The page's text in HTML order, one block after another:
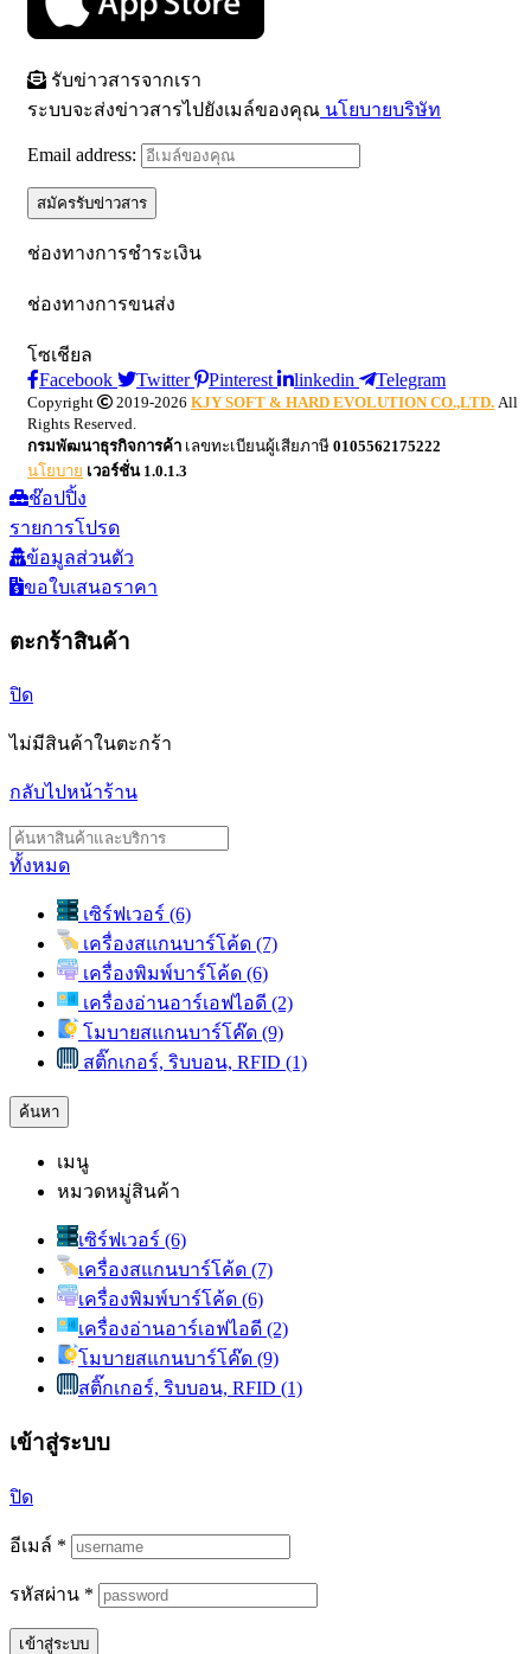
รับข่าวสารจากเรา
ระบบจะส่งข่าวสารไปยังเมล์ของคุณ นโยบายบริษัท
Email address:
ช่องทางการชำระเงิน
ช่องทางการขนส่ง
โซเชียล
Facebook
Twitter Pinterest linkedin Telegram
Copyright 2019-2026 KJY SOFT & HARD EVOLUTION CO.,LTD. All
Rights Reserved.
กรมพัฒนาธุรกิจการค้า เลขทะเบียนผู้เสียภาษี 0105562175222
นโยบาย เวอร์ชั่น 1.0.1.3
ช๊อปปิ้ง
รายการโปรด
ข้อมูลส่วนตัว
ขอใบเสนอราคา
ตะกร้าสินค้า
ปิด
ไม่มีสินค้าในตะกร้า
กลับไปหน้าร้าน
ทั้งหมด
เซิร์ฟเวอร์ (6)
เครื่องสแกนบาร์โค้ด (7)
เครื่องพิมพ์บาร์โค้ด (6)
เครื่องอ่านอาร์เอฟไอดี (2)
โมบายสแกนบาร์โค๊ด (9)
สติ๊กเกอร์, ริบบอน, RFID (1)
ค้นหา
เมนู
หมวดหมู่สินค้า
เซิร์ฟเวอร์ (6)
เครื่องสแกนบาร์โค้ด (7)
เครื่องพิมพ์บาร์โค้ด (6)
เครื่องอ่านอาร์เอฟไอดี (2)
โมบายสแกนบาร์โค๊ด (9)
สติ๊กเกอร์, ริบบอน, RFID (1)
เข้าสู่ระบบ
ปิด
อีเมล์ *
รหัสผ่าน *
เข้าสู่ระบบ